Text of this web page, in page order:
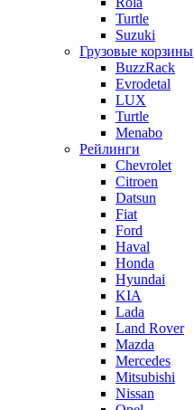
Turtle
Suzuki
Грузовые корзины
BuzzRack
Evrodetal
LUX
Turtle
Menabo
Рейлинги
Chevrolet
Citroen
Datsun
Fiat
Ford
Haval
Honda
Hyundai
KIA
Lada
Land Rover
Mazda
Mercedes
Mitsubishi
Nissan